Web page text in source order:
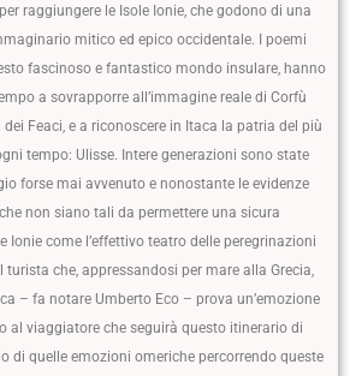
raggiungere le Isole Ionie, che godono di una
mitico ed epico occidentale. I poemi
fascinoso e fantastico mondo insulare, hanno
a sovrapporre all’immagine reale di Corfù
Feaci, e a riconoscere in Itaca la patria del più
tempo: Ulisse. Intere generazioni sono state
forse mai avvenuto e nonostante le evidenze
non siano tali da permettere una sicura
Ionie come l’effettivo teatro delle peregrinazioni
turista che, appressandosi per mare alla Grecia,
– fa notare Umberto Eco – prova un’emozione
al viaggiatore che seguirà questo itinerario di
di quelle emozioni omeriche percorrendo queste